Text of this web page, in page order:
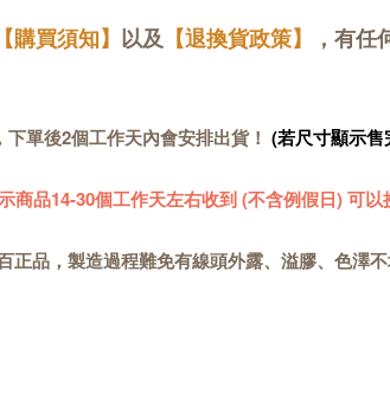
【購買須知】 以及 【退換貨政策】 ，有任
單後2個工作天內會安排出貨！ (若尺寸顯示
商品14-30個工作天左右收到 (不含例假日) 可
正品，製造過程難免有線頭外露、溢膠、色澤